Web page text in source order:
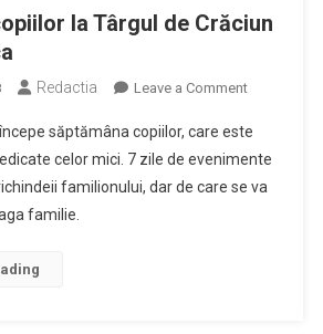
la Târgul de Crăciun
Redactia Leave a Commenton
copiilor
la
Târgul
săptămâna copiilor, care este
celor mici. 7 zile de evenimente
familionului, dar de care se va
familie.